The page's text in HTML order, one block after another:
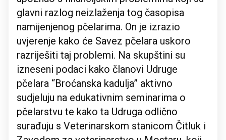
glavni razlog neizlaženja tog časopisa
namijenjenog pčelarima. On je izrazio
uvjerenje kako će Savez pčelara uskoro
razriješiti taj problemi. Na skupštini su
izneseni podaci kako članovi Udruge
pčelara “Broćanska kadulja” aktivno
sudjeluju na edukativnim seminarima o
pčelarstvu te kako ta Udruga odlično
surađuju s Veterinarskom stanicom Čitluk i